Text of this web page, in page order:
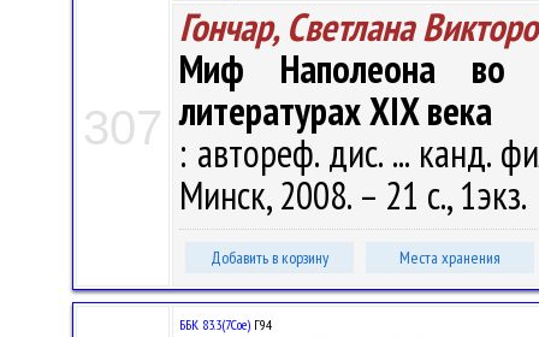
307
Гончар, Светлана
Миф Наполеона во
литературах XIX века
: автореф. дис. ... канд.
Минск, 2008. – 21 с., 1экз.
Добавить в корзину Места хранения
ББК 83.3(7Сое) Г94